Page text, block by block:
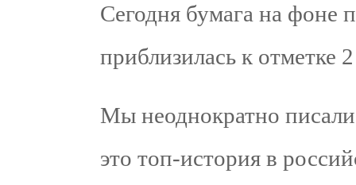
Сегодня бумага на фоне
приблизилась к отметке
Мы неоднократно
это топ-история в